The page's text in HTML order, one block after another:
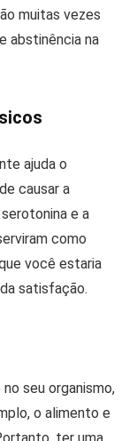
muitas vezes
abstinência na
ajuda o
causar a
e a
como
você estaria
satisfação.
seu organismo,
o alimento e